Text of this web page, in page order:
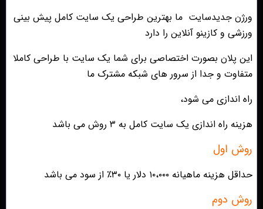
ورژن جدیدسایت ما بهترین طراحی یک سایت کامل پیش بینی
ورزشی و کازینو آنلاین را دارد
این پلان بصورت اختصاصی برای شما یک سایت با طراحی کاملا
متفاوت و جدا از سرور های شبکه مشترک ما
راه اندازی می شود،
هزینه راه اندازی یک سایت کامل به ۳ روش می باشد
روش اول
حداقل هزینه ماهیانه ۱۰،۰۰۰ دلار یا ۳۰٪ از سود می باشد
روش دوم